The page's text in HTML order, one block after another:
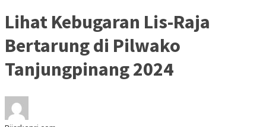
Lihat Kebugaran Lis-Raja
Bertarung di Pilwako
Tanjungpinang 2024